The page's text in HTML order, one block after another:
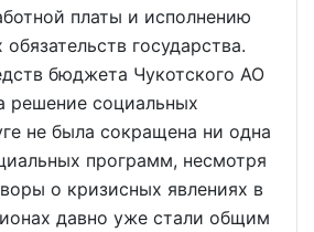
платы и исполнению
государства.
бюджета Чукотского АО
решение социальных
не была сокращена ни одна
программ, несмотря
о кризисных явлениях в
давно уже стали общим